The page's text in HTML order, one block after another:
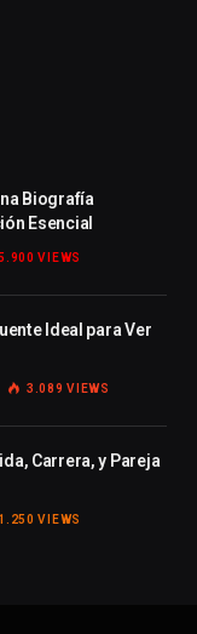
Biografía
Esencial
VIEWS
Ideal para Ver
3.089VIEWS
Carrera, y Pareja
1.250VIEWS